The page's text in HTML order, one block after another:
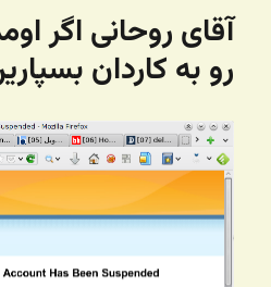
آقای روحانی اگر
رو به کاردان